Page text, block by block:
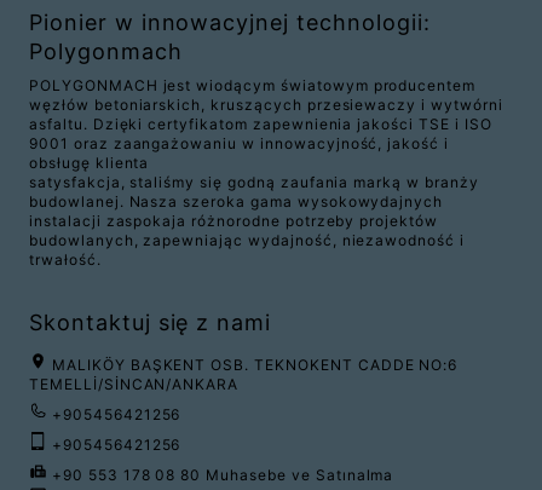
Pionier w innowacyjnej technologii:
Polygonmach
POLYGONMACH jest wiodącym światowym producentem
węzłów betoniarskich, kruszących przesiewaczy i wytwórni
asfaltu. Dzięki certyfikatom zapewnienia jakości TSE i ISO
9001 oraz zaangażowaniu w innowacyjność, jakość i
obsługę klienta
satysfakcja, staliśmy się godną zaufania marką w branży
budowlanej. Nasza szeroka gama wysokowydajnych
instalacji zaspokaja różnorodne potrzeby projektów
budowlanych, zapewniając wydajność, niezawodność i
trwałość.
Skontaktuj się z nami
MALIKÖY BAŞKENT OSB. TEKNOKENT CADDE NO:6
TEMELLİ/SİNCAN/ANKARA
+905456421256
+905456421256
+90 553 178 08 80 Muhasebe ve Satınalma